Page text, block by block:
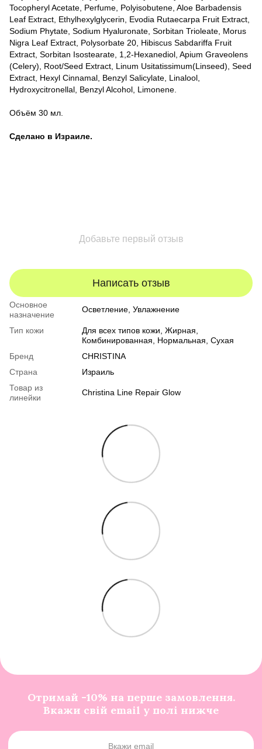
Tocopheryl Acetate, Perfume, Polyisobutene, Aloe Barbadensis
Leaf Extract, Ethylhexylglycerin, Evodia Rutaecarpa Fruit Extract,
Sodium Phytate, Sodium Hyaluronate, Sorbitan Trioleate, Morus
Nigra Leaf Extract, Polysorbate 20, Hibiscus Sabdariffa Fruit
Extract, Sorbitan Isostearate, 1,2-Hexanediol, Apium Graveolens
(Celery), Root/Seed Extract, Linum Usitatissimum(Linseed), Seed
Extract, Hexyl Cinnamal, Benzyl Salicylate, Linalool,
Hydroxycitronellal, Benzyl Alcohol, Limonene.
Объём 30 мл.
Сделано в Израиле.
Добавьте первый отзыв
Написать отзыв
Основное
назначение
Осветление, Увлажнение
Тип кожи Для всех типов кожи, Жирная,
Комбинированная, Нормальная, Сухая
Бренд
CHRISTINA
Страна
Израиль
Товар из
линейки
Christina Line Repair Glow
Отримай -10% на перше замовлення.
Вкажи свій email у полі нижче